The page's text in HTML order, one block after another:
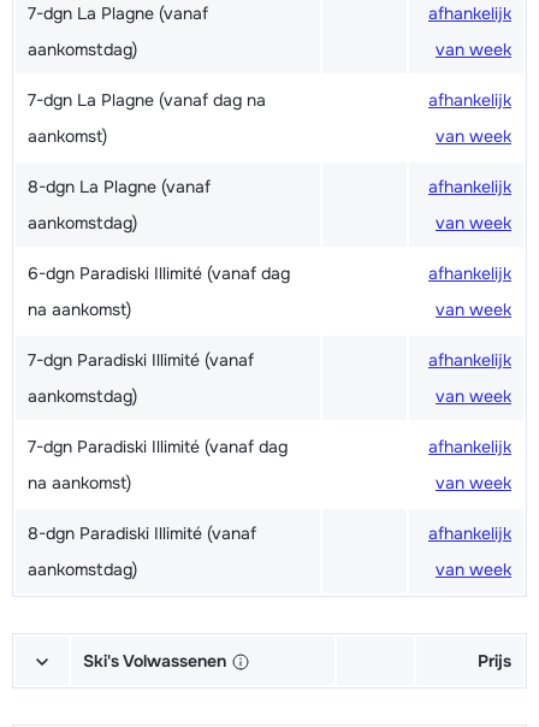
7-dgn La Plagne (vanaf
aankomstdag)
afhankelijk
van week
7-dgn La Plagne (vanaf dag na
aankomst)
afhankelijk
van week
8-dgn La Plagne (vanaf
aankomstdag)
afhankelijk
van week
6-dgn Paradiski Illimité (vanaf dag
na aankomst)
afhankelijk
van week
7-dgn Paradiski Illimité (vanaf
aankomstdag)
afhankelijk
van week
7-dgn Paradiski Illimité (vanaf dag
na aankomst)
afhankelijk
van week
8-dgn Paradiski Illimité (vanaf
aankomstdag)
afhankelijk
van week
Ski's Volwassenen Prijs